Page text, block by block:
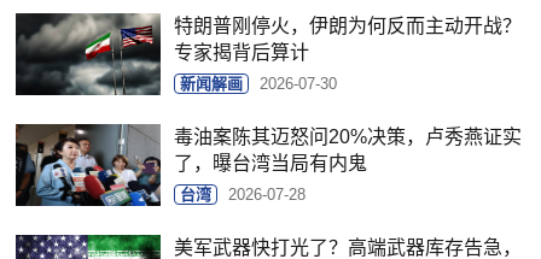
特朗普刚停火，伊朗为何反而主动开战？
专家揭背后算计
新闻解画 2026-07-30
毒油案陈其迈怒问20%决策，卢秀燕证实
了，曝台湾当局有内鬼
台湾 2026-07-28
美军武器快打光了？高端武器库存告急，